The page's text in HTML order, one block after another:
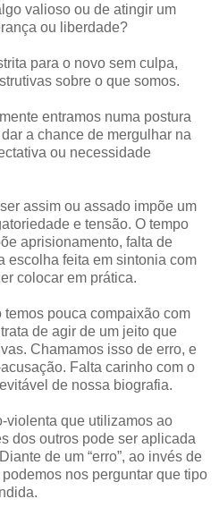
valioso ou de atingir um
ou liberdade?
para o novo sem culpa,
sobre o que somos.
entramos numa postura
a chance de mergulhar na
ou necessidade
assim ou assado impõe um
e tensão. O tempo
aprisionamento, falta de
escolha feita em sintonia com
colocar em prática.
pouca compaixão com
de agir de um jeito que
Chamamos isso de erro, e
Falta carinho com o
de nossa biografia.
violenta que utilizamos ao
dos outros pode ser aplicada
de um “erro”, ao invés de
nos perguntar que tipo